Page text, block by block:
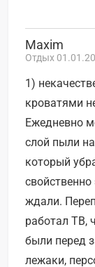
Maxim
Отдых
1)
кроватями
Ежедневно
слой пыли
который
свойственно
ждали.
работал ТВ,
были перед
лежаки,